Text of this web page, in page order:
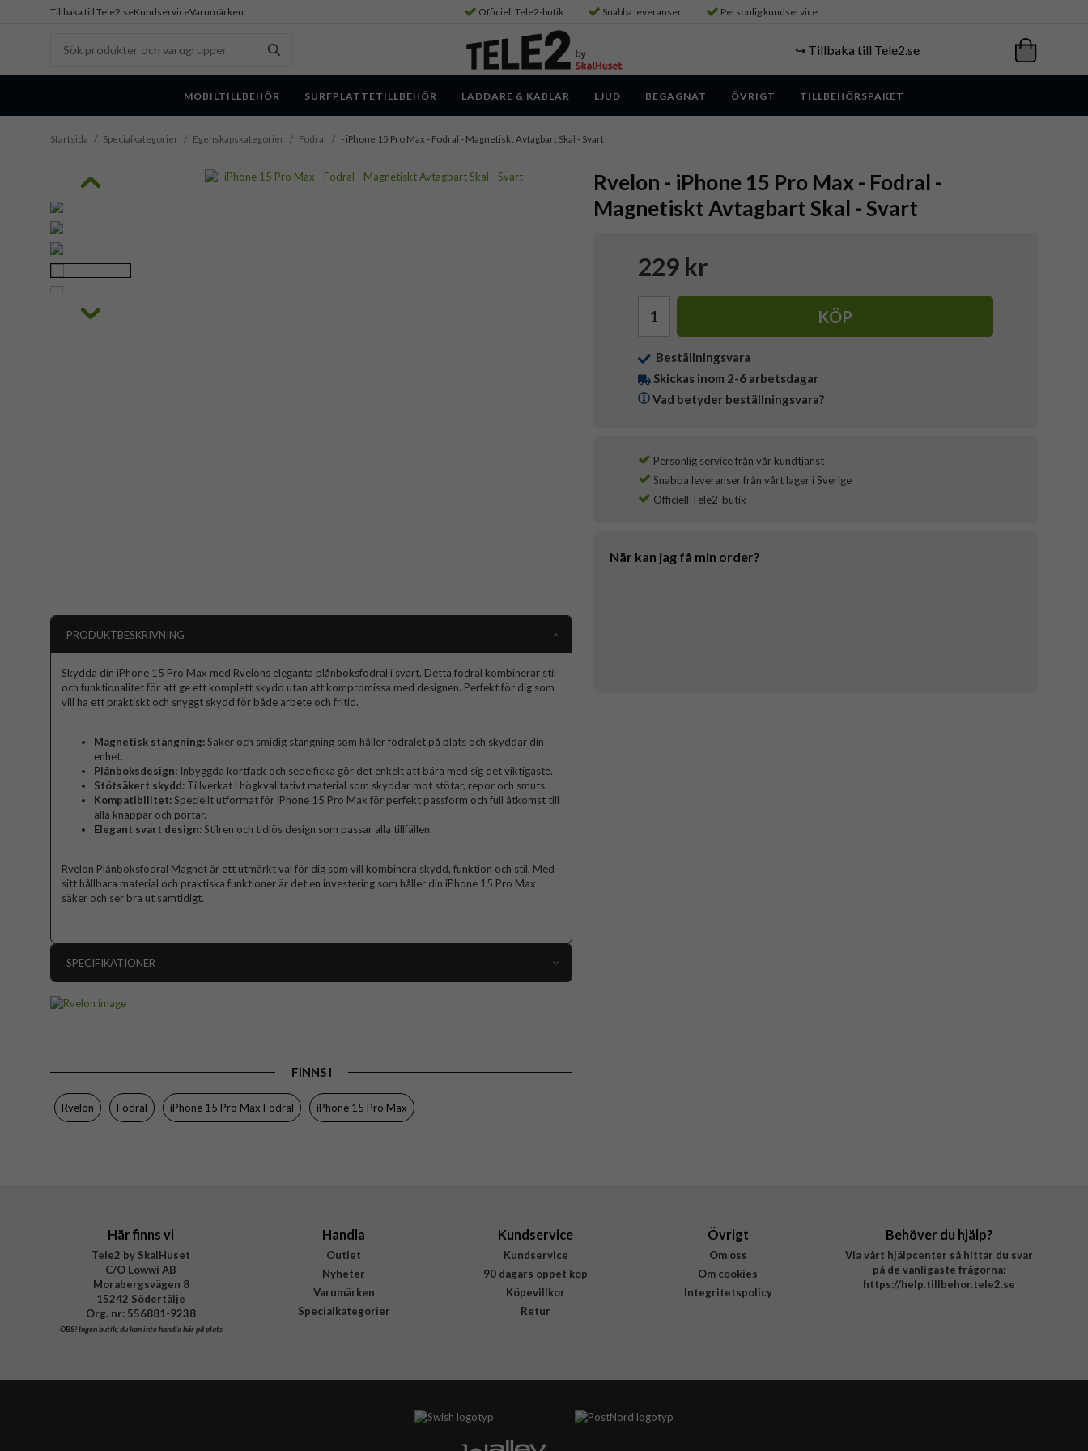
Tillbaka till Tele2.seKundserviceVarumärken Officiell Tele2-butik Snabba leveranser Personlig kundservice
↪️ Tillbaka till Tele2.se
MOBILTILLBEHÖR SURFPLATTETILLBEHÖR LADDARE & KABLAR LJUD BEGAGNAT ÖVRIGT TILLBEHÖRSPAKET
Startsida / Specialkategorier / Egenskapskategorier / Fodral / - iPhone 15 Pro Max - Fodral - Magnetiskt Avtagbart Skal - Svart
Rvelon - iPhone 15 Pro Max - Fodral -
Magnetiskt Avtagbart Skal - Svart
229 kr
KÖP
Beställningsvara
Skickas inom 2-6 arbetsdagar
Vad betyder beställningsvara?
Personlig service från vår kundtjänst
Snabba leveranser från vårt lager i Sverige
Officiell Tele2-butik
När kan jag få min order?
PRODUKTBESKRIVNING
Skydda din iPhone 15 Pro Max med Rvelons eleganta plånboksfodral i svart. Detta fodral kombinerar stil
och funktionalitet för att ge ett komplett skydd utan att kompromissa med designen. Perfekt för dig som
vill ha ett praktiskt och snyggt skydd för både arbete och fritid.
Magnetisk stängning:Säker och smidig stängning som håller fodralet på plats och skyddar din
enhet.
Plånboksdesign: Inbyggda kortfack och sedelficka gör det enkelt att bära med sig det viktigaste.
Stötsäkert skydd: Tillverkat i högkvalitativt material som skyddar mot stötar, repor och smuts.
Kompatibilitet:Speciellt utformat för iPhone 15 Pro Max för perfekt passform och full åtkomst till
alla knappar och portar.
Elegant svart design:Stilren och tidlös design som passar alla tillfällen.
Rvelon Plånboksfodral Magnet är ett utmärkt val för dig som vill kombinera skydd, funktion och stil. Med
sitt hållbara material och praktiska funktioner är det en investering som håller din iPhone 15 Pro Max
säker och ser bra ut samtidigt.
SPECIFIKATIONER
Egenskaper
Kortfack, Löstagbart skal, Magnetstängning
Färg
Material
FINNS I
Rvelon Fodral iPhone 15 Pro Max Fodral iPhone 15 Pro Max
Här finns vi
Tele2 by SkalHuset
C/O Lowwi AB
Morabergsvägen 8
15242 Södertälje
Org. nr: 556881-9238
OBS!Ingen butik, du kan inte handla här på plats
Handla
Outlet
Nyheter
Varumärken
Specialkategorier
Kundservice
Kundservice
90 dagars öppet köp
Köpevillkor
Retur
Övrigt
Om oss
Om cookies
Integritetspolicy
Behöver du hjälp?
Via vårt hjälpcenter så hittar du svar
på de vanligaste frågorna:
https://help.tillbehor.tele2.se